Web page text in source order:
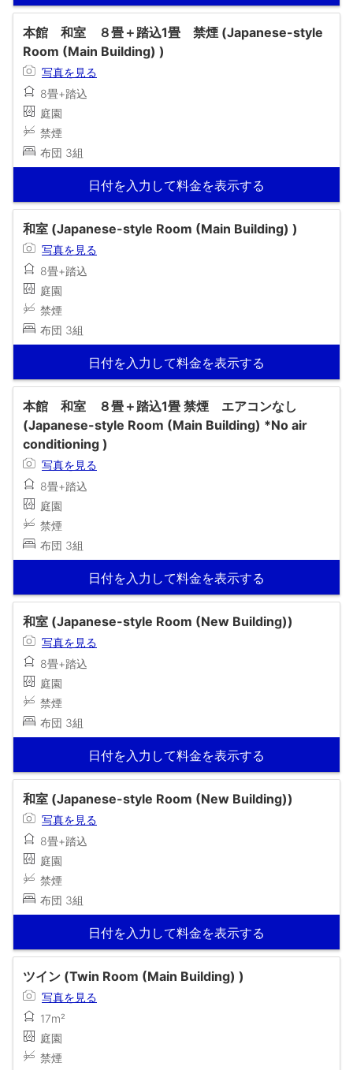
本館 和室 ８畳＋踏込1畳 禁煙 (Japanese-style
Room (Main Building) )
写真を見る
8畳+踏込
庭園
禁煙
布団 3組
日付を入力して料金を表示する
和室 (Japanese-style Room (Main Building) )
写真を見る
8畳+踏込
庭園
禁煙
布団 3組
日付を入力して料金を表示する
本館 和室 ８畳＋踏込1畳 禁煙 エアコンなし
(Japanese-style Room (Main Building) *No air
conditioning )
写真を見る
8畳+踏込
庭園
禁煙
布団 3組
日付を入力して料金を表示する
和室 (Japanese-style Room (New Building))
写真を見る
8畳+踏込
庭園
禁煙
布団 3組
日付を入力して料金を表示する
和室 (Japanese-style Room (New Building))
写真を見る
8畳+踏込
庭園
禁煙
布団 3組
日付を入力して料金を表示する
ツイン (Twin Room (Main Building) )
写真を見る
17m²
庭園
禁煙